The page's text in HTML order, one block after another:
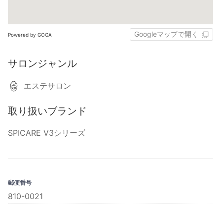
Powered by GOGA Googleマップで開く
サロンジャンル
エステサロン
取り扱いブランド
SPICARE V3シリーズ
郵便番号
810-0021